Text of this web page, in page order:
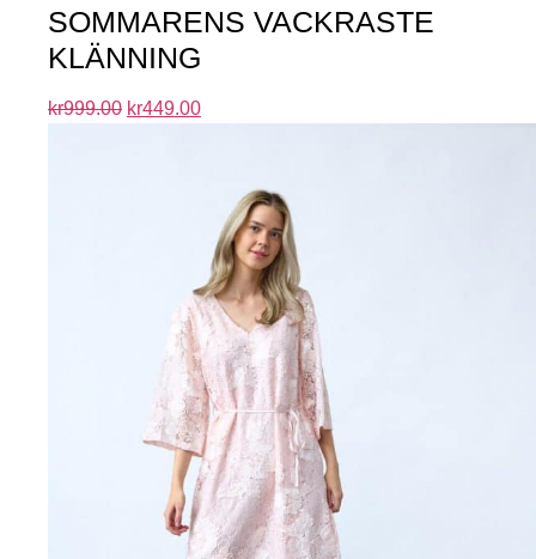
SOMMARENS VACKRASTE
KLÄNNING
kr999.00 kr449.00